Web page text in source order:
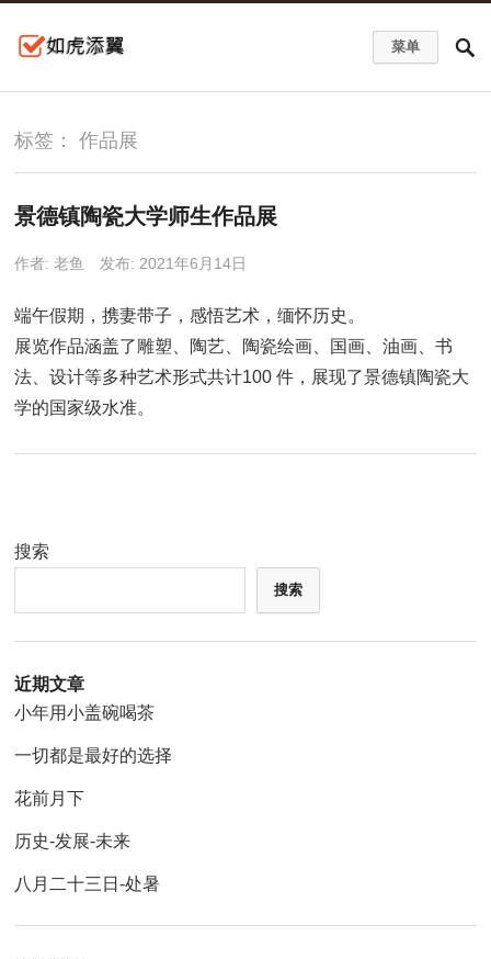
菜单
标签：作品展
景德镇陶瓷大学师生作品展
作者:老鱼 发布: 2021年6月14日
端午假期，携妻带子，感悟艺术，缅怀历史。
展览作品涵盖了雕塑、陶艺、陶瓷绘画、国画、油画、书
法、设计等多种艺术形式共计100 件，展现了景德镇陶瓷大
学的国家级水准。
搜索
搜索
近期文章
小年用小盖碗喝茶
一切都是最好的选择
花前月下
历史-发展-未来
八月二十三日-处暑